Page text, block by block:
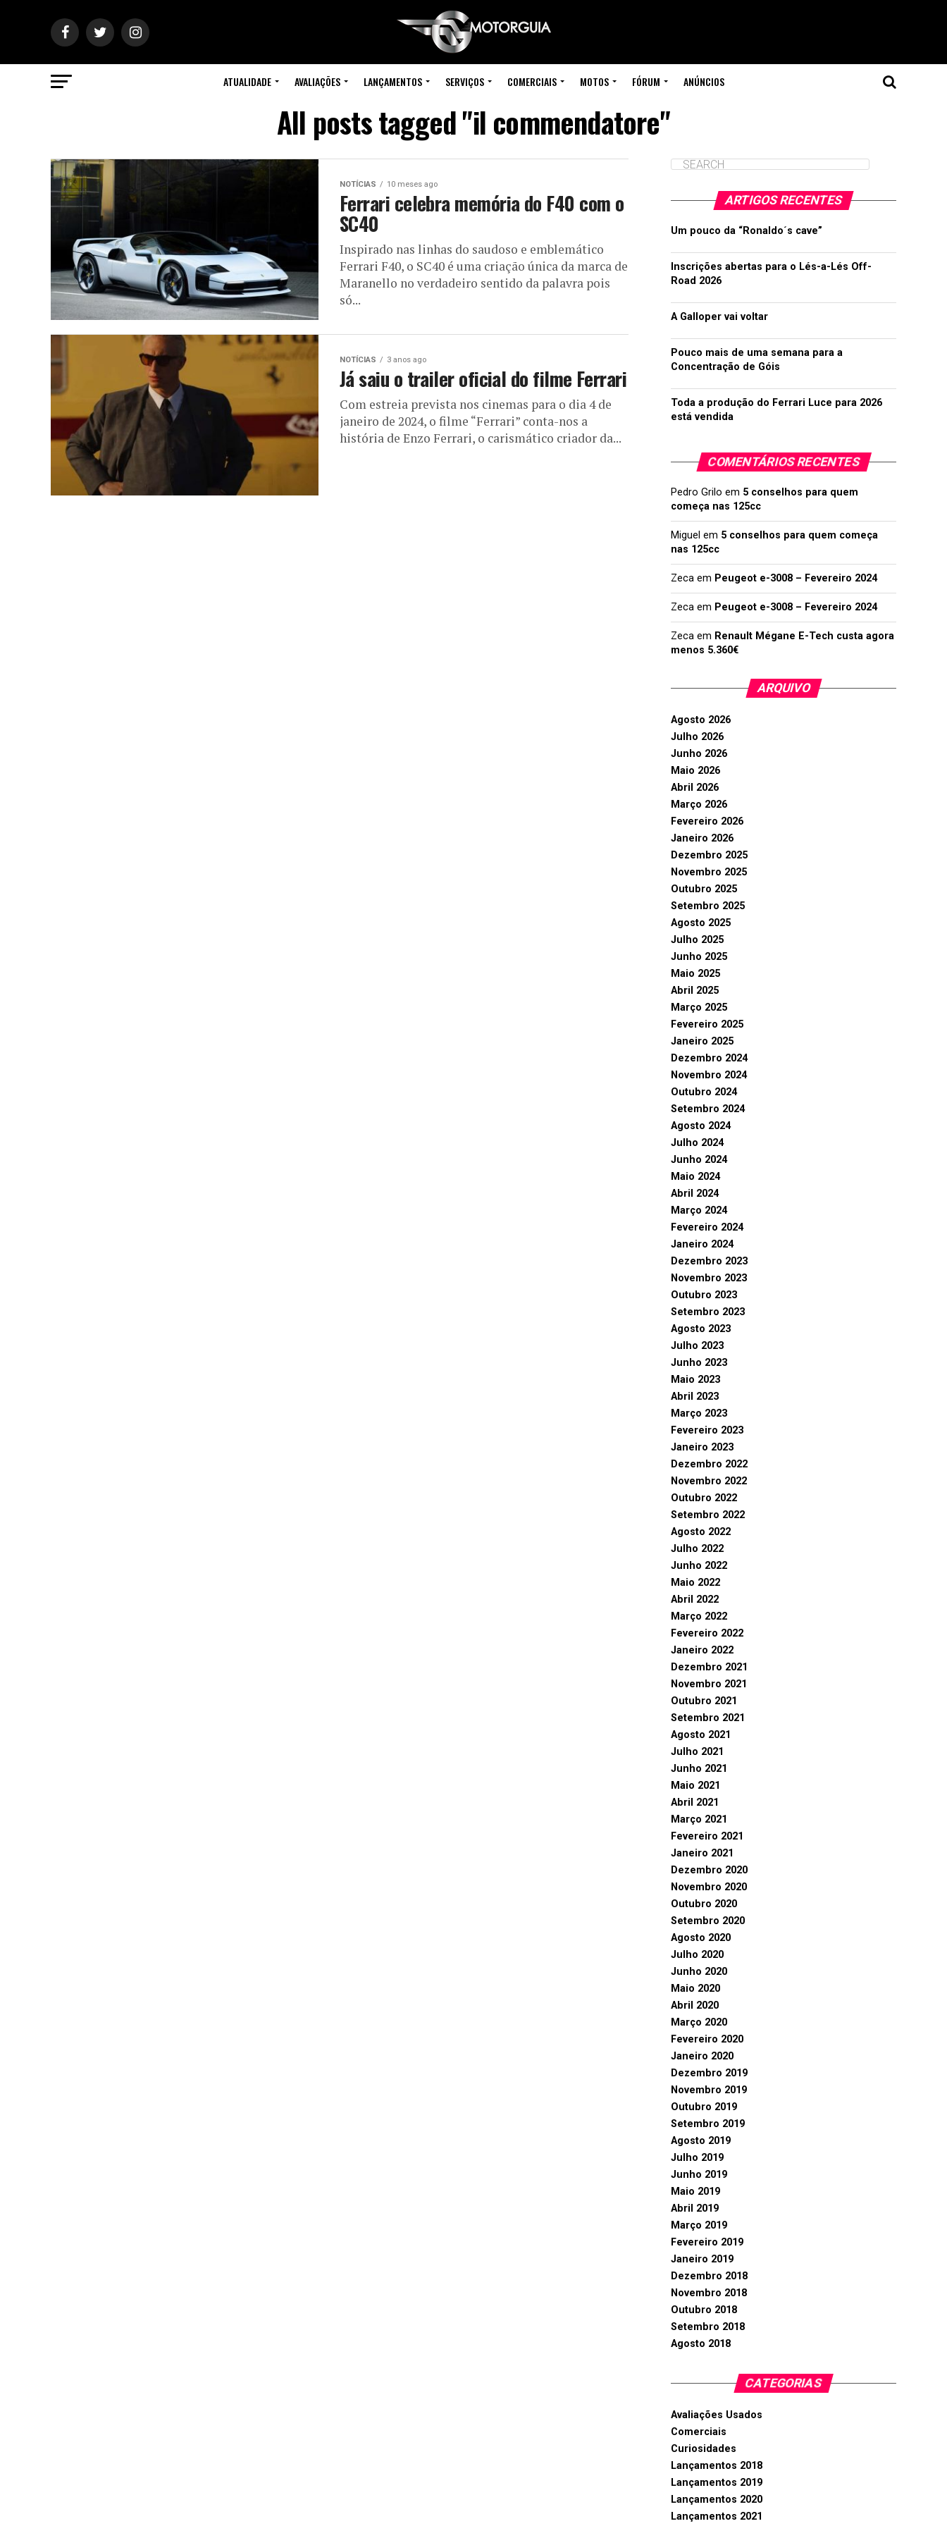
ATUALIDADE AVALIAÇÕES LANÇAMENTOS SERVIÇOS COMERCIAIS MOTOS FÓRUM ANÚNCIOS
All posts tagged "il commendatore"
NOTÍCIAS 10 meses ago
Ferrari celebra memória do F40 com o
SC40
Inspirado nas linhas do saudoso e emblemático
Ferrari F40, o SC40 é uma criação única da marca de
Maranello no verdadeiro sentido da palavra pois
só...
NOTÍCIAS 3 anos ago
Já saiu o trailer oficial do filme Ferrari
Com estreia prevista nos cinemas para o dia 4 de
janeiro de 2024, o filme “Ferrari” conta-nos a
história de Enzo Ferrari, o carismático criador da...
ARTIGOS RECENTES
Um pouco da “Ronaldo´s cave”
Inscrições abertas para o Lés-a-Lés Off-
Road 2026
A Galloper vai voltar
Pouco mais de uma semana para a
Concentração de Góis
Toda a produção do Ferrari Luce para 2026
está vendida
COMENTÁRIOS RECENTES
Pedro Grilo em 5 conselhos para quem
começa nas 125cc
Miguel em 5 conselhos para quem começa
nas 125cc
Zeca em Peugeot e-3008 – Fevereiro 2024
Zeca em Peugeot e-3008 – Fevereiro 2024
Zeca em Renault Mégane E-Tech custa agora
menos 5.360€
ARQUIVO
Agosto 2026
Julho 2026
Junho 2026
Maio 2026
Abril 2026
Março 2026
Fevereiro 2026
Janeiro 2026
Dezembro 2025
Novembro 2025
Outubro 2025
Setembro 2025
Agosto 2025
Julho 2025
Junho 2025
Maio 2025
Abril 2025
Março 2025
Fevereiro 2025
Janeiro 2025
Dezembro 2024
Novembro 2024
Outubro 2024
Setembro 2024
Agosto 2024
Julho 2024
Junho 2024
Maio 2024
Abril 2024
Março 2024
Fevereiro 2024
Janeiro 2024
Dezembro 2023
Novembro 2023
Outubro 2023
Setembro 2023
Agosto 2023
Julho 2023
Junho 2023
Maio 2023
Abril 2023
Março 2023
Fevereiro 2023
Janeiro 2023
Dezembro 2022
Novembro 2022
Outubro 2022
Setembro 2022
Agosto 2022
Julho 2022
Junho 2022
Maio 2022
Abril 2022
Março 2022
Fevereiro 2022
Janeiro 2022
Dezembro 2021
Novembro 2021
Outubro 2021
Setembro 2021
Agosto 2021
Julho 2021
Junho 2021
Maio 2021
Abril 2021
Março 2021
Fevereiro 2021
Janeiro 2021
Dezembro 2020
Novembro 2020
Outubro 2020
Setembro 2020
Agosto 2020
Julho 2020
Junho 2020
Maio 2020
Abril 2020
Março 2020
Fevereiro 2020
Janeiro 2020
Dezembro 2019
Novembro 2019
Outubro 2019
Setembro 2019
Agosto 2019
Julho 2019
Junho 2019
Maio 2019
Abril 2019
Março 2019
Fevereiro 2019
Janeiro 2019
Dezembro 2018
Novembro 2018
Outubro 2018
Setembro 2018
Agosto 2018
CATEGORIAS
Avaliações Usados
Comerciais
Curiosidades
Lançamentos 2018
Lançamentos 2019
Lançamentos 2020
Lançamentos 2021